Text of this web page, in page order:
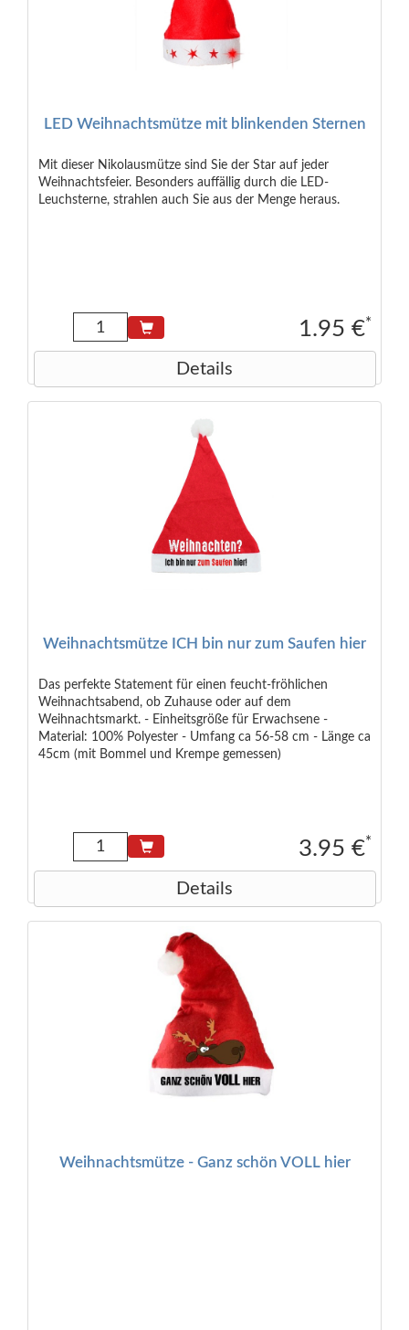
LED Weihnachtsmütze mit blinkenden Sternen
Mit dieser Nikolausmütze sind Sie der Star auf jeder
Weihnachtsfeier. Besonders auffällig durch die LED-
Leuchsterne, strahlen auch Sie aus der Menge heraus.
1.95 €*
Details
Weihnachtsmütze ICH bin nur zum Saufen hier
Das perfekte Statement für einen feucht-fröhlichen
Weihnachtsabend, ob Zuhause oder auf dem
Weihnachtsmarkt. - Einheitsgröße für Erwachsene -
Material: 100% Polyester - Umfang ca 56-58 cm - Länge ca
45cm (mit Bommel und Krempe gemessen)
3.95 €*
Details
Weihnachtsmütze - Ganz schön VOLL hier